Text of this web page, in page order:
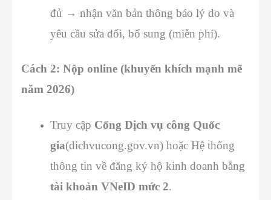
đủ → nhận văn bản thông báo lý do và
yêu cầu sửa đổi, bổ sung (miễn phí).
Cách 2: Nộp online (khuyến khích mạnh mẽ
năm 2026)
Truy cập Cổng Dịch vụ công Quốc
gia(dichvucong.gov.vn) hoặc Hệ thống
thông tin về đăng ký hộ kinh doanh bằng
tài khoản VNeID mức 2.